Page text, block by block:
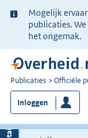
Ter
informatie:
Mogelijk
publicaties.
het ongemak.
U
bent
nu
hier:
Publicaties Officiële
Inloggen